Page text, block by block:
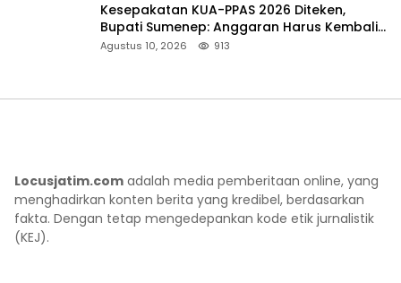
Kesepakatan KUA-PPAS 2026 Diteken,
Bupati Sumenep: Anggaran Harus Kembali
untuk Rakyat
Agustus 10, 2026 913
Locusjatim.com adalah media pemberitaan online, yang
menghadirkan konten berita yang kredibel, berdasarkan
fakta. Dengan tetap mengedepankan kode etik jurnalistik
(KEJ).